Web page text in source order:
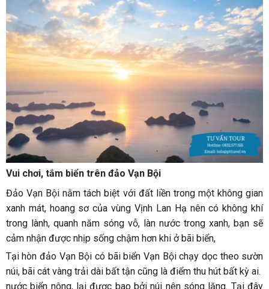
Vui chơi, tắm biển trên đảo Vạn Bội
Đảo Vạn Bội nằm tách biệt với đất liền trong một không gian
xanh mát, hoang sơ của vùng Vịnh Lan Hạ nên có không khí
trong lành, quanh năm sóng vỗ, làn nước trong xanh, bạn sẽ
cảm nhận được nhịp sống chậm hơn khi ở bãi biển,
Tại hòn đảo Vạn Bội có bãi biển Vạn Bội chạy dọc theo sườn
núi, bãi cát vàng trải dài bất tận cũng là điểm thu hút bất kỳ ai.
nước biển nông, lại được bao bởi núi nên sóng lặng. Tại đây